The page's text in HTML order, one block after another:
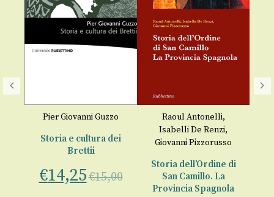
Pier Giovanni Guzzo
Storia e cultura dei
Brettii
€14,25€15,00
Raoul Antonelli,
Isabelli De Renzi,
Giovanni Pizzorusso
Storia dell’Ordine di
San Camillo. La
Provincia Spagnola